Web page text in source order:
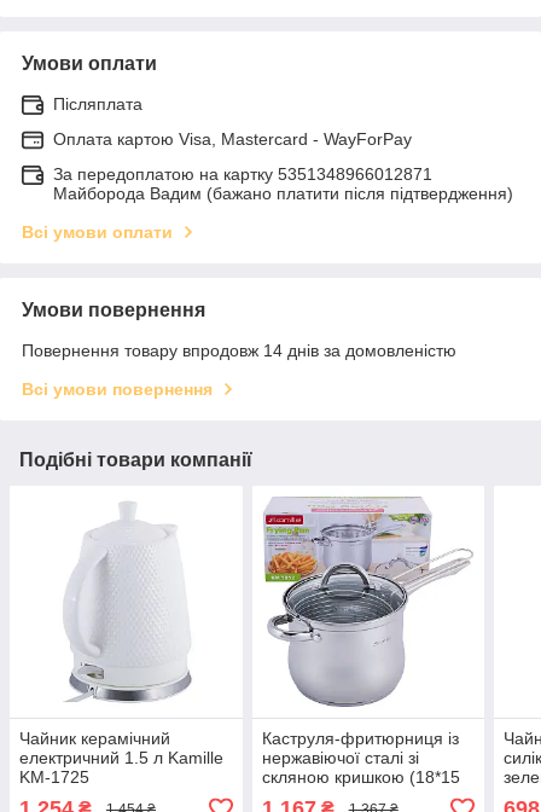
Умови оплати
Післяплата
Оплата картою Visa, Mastercard - WayForPay
За передоплатою на картку 5351348966012871
Майборода Вадим (бажано платити після підтвердження)
Всі умови оплати
Умови повернення
Повернення товару впродовж 14 днів за домовленістю
Всі умови повернення
Подібні товари компанії
Чайник керамічний
електричний 1.5 л Kamille
KM-1725
Каструля-фритюрниця із
нержавіючої сталі зі
скляною кришкою (18*15
см) 3,5 л Kamille KM-5852